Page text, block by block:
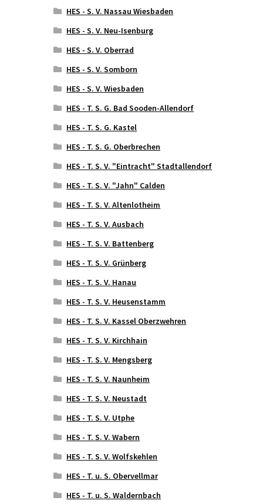
HES - S. V. Nassau Wiesbaden
HES - S. V. Neu-Isenburg
HES - S. V. Oberrad
HES - S. V. Somborn
HES - S. V. Wiesbaden
HES - T. S. G. Bad Sooden-Allendorf
HES - T. S. G. Kastel
HES - T. S. G. Oberbrechen
HES - T. S. V. "Eintracht" Stadtallendorf
HES - T. S. V. "Jahn" Calden
HES - T. S. V. Altenlotheim
HES - T. S. V. Ausbach
HES - T. S. V. Battenberg
HES - T. S. V. Grünberg
HES - T. S. V. Hanau
HES - T. S. V. Heusenstamm
HES - T. S. V. Kassel Oberzwehren
HES - T. S. V. Kirchhain
HES - T. S. V. Mengsberg
HES - T. S. V. Naunheim
HES - T. S. V. Neustadt
HES - T. S. V. Utphe
HES - T. S. V. Wabern
HES - T. S. V. Wolfskehlen
HES - T. u. S. Obervellmar
HES - T. u. S. Waldernbach